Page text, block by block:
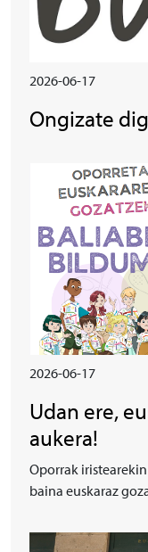
2026-06-17
Ongizate
2026-06-17
Udan ere,
aukera!
Oporrak
baina euskaraz
Irudia